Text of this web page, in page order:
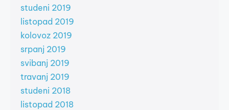
studeni 2019
listopad 2019
kolovoz 2019
srpanj 2019
svibanj 2019
travanj 2019
studeni 2018
listopad 2018